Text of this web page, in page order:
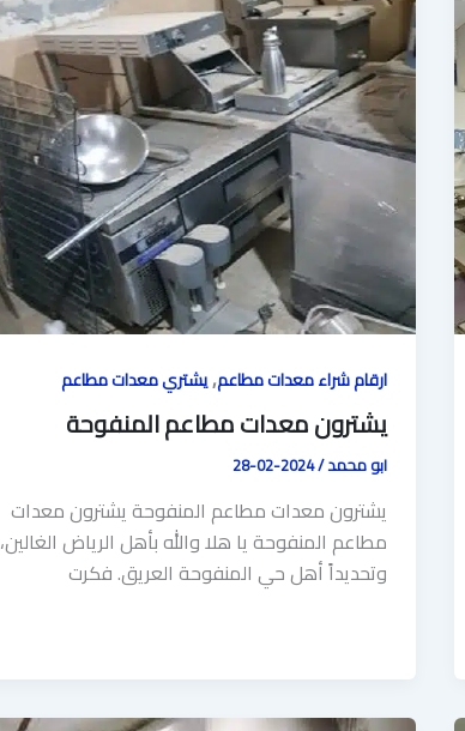
ارقام شراء معدات مطاعم,يشتري معدات مطاعم
يشترون معدات مطاعم المنفوحة
ابو محمد/
2024-02-28
يشترون معدات مطاعم المنفوحة يشترون معدات
مطاعم المنفوحة يا هلا والله بأهل الرياض الغالين،
وتحديداً أهل حي المنفوحة العريق. فكرت